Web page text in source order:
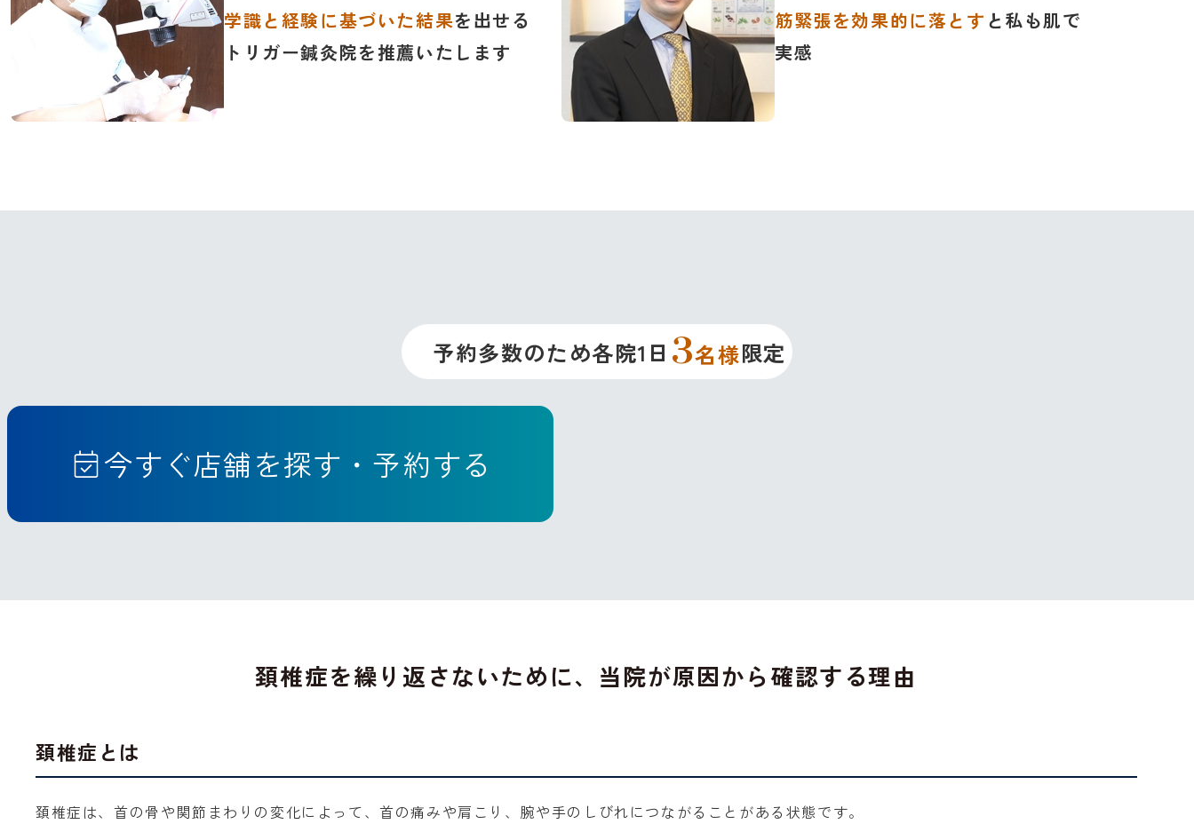
学識と経験に基づいた結果を出せる
トリガー鍼灸院を推薦いたします
筋緊張を効果的に落とす と私も肌で
実感
予約多数のため各院1日 3名様限定
今すぐ店舗を探す・予約する
頚椎症を繰り返さないために、当院が原因から確認する理由
頚椎症とは
頚椎症は、首の骨や関節まわりの変化によって、首の痛みや肩こり、腕や手のしびれにつながることがある状態です。